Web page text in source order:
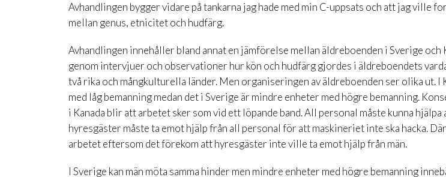
Avhandlingen bygger vidare på tankarna jag hade med min C-uppsats och att jag ville
mellan genus, etnicitet och hudfärg.
Avhandlingen innehåller bland annat en jämförelse mellan äldreboenden i Sverige och
genom intervjuer och observationer hur kön och hudfärg gjordes i äldreboendets
två rika och mångkulturella länder. Men organiseringen av äldreboenden ser olika ut. I
med låg bemanning medan det i Sverige är mindre enheter med högre bemanning.
i Kanada blir att arbetet sker som vid ett löpande band. All personal måste kunna
hyresgäster måste ta emot hjälp från all personal för att maskineriet inte ska hacka.
arbetet eftersom det förekom att hyresgäster inte ville ta emot hjälp från män.
I Sverige kan män möta samma hinder men mindre enheter med högre bemanning